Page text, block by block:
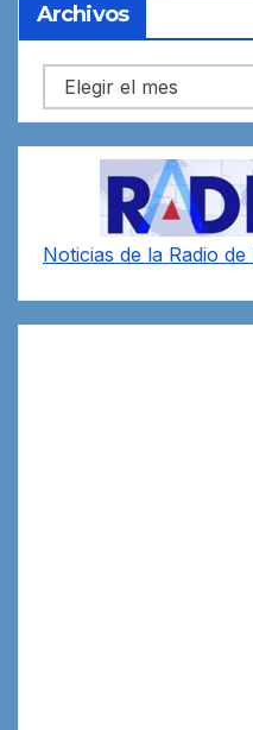
Archivos
Archivos
Noticias de la Radio